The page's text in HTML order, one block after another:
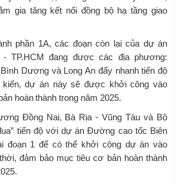
gia tăng kết nối đồng bộ hạ tầng giao
phần 1A, các đoạn còn lại của dự án
TP.HCM đang được các địa phương:
Dương và Long An đẩy nhanh tiến độ
kiến, dự án này sẽ được khởi công vào
hoàn thành trong năm 2025.
Đồng Nai, Bà Rịa - Vũng Tàu và Bộ
tiến độ với dự án Đường cao tốc Biên
đoạn 1 để có thể khởi công dự án vào
đảm bảo mục tiêu cơ bản hoàn thành